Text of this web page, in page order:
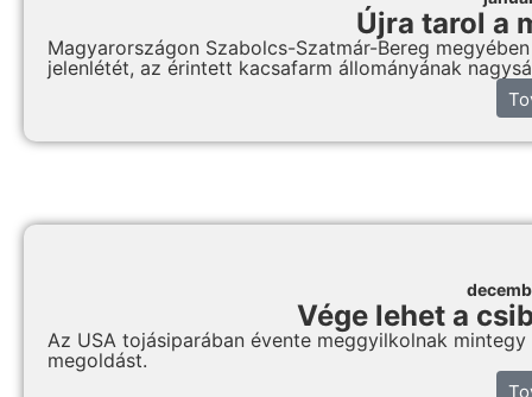
Újra tarol a
Magyarországon Szabolcs-Szatmár-Bereg
jelenlétét, az érintett kacsafarm állományának
Vége lehet a
Az USA tojásiparában évente meggyilkolnak
megoldást.